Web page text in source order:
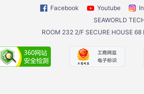
Facebook Youtube
SEAWORLD
ROOM 232 2/F SECURE HOUSE